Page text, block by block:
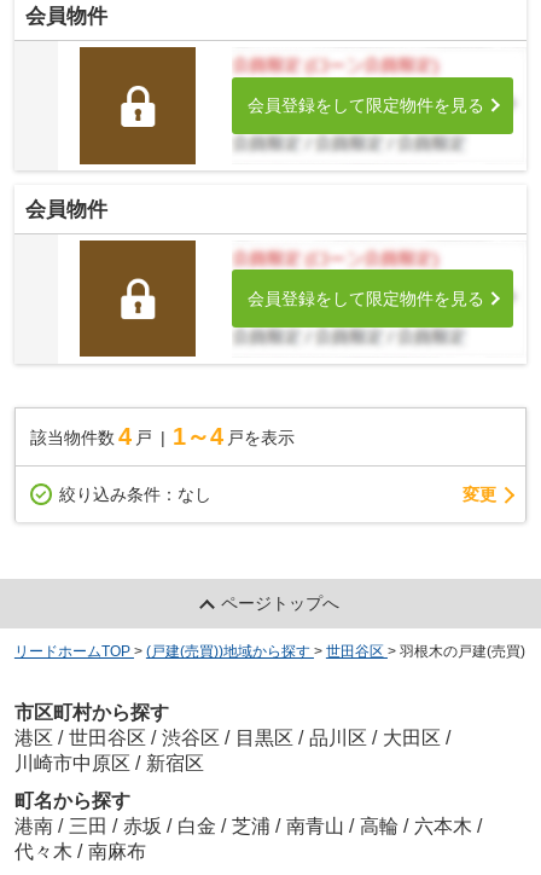
会員物件
会員登録をして限定物件を見る
会員物件
会員登録をして限定物件を見る
該当物件数 4 戸 1～4 戸を表示
絞り込み条件： なし 変更
ページトップへ
リードホームTOP > (戸建(売買))地域から探す > 世田谷区 > 羽根木の戸建(売買)
市区町村から探す
港区 / 世田谷区 / 渋谷区 / 目黒区 / 品川区 / 大田区 /
川崎市中原区 / 新宿区
町名から探す
港南 / 三田 / 赤坂 / 白金 / 芝浦 / 南青山 / 高輪 / 六本木 /
代々木 / 南麻布